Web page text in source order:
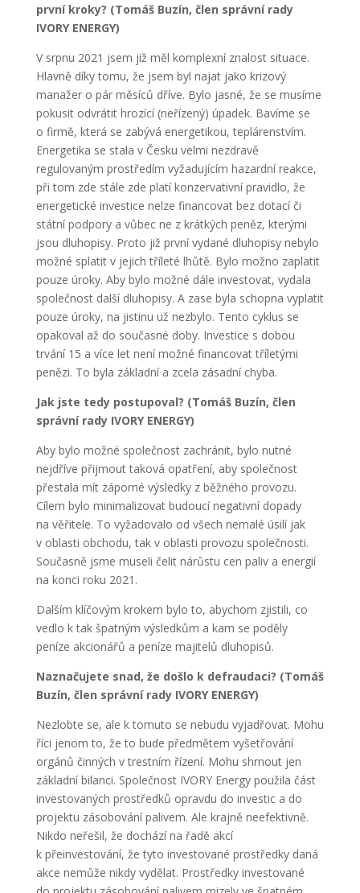
první kroky? (Tomáš Buzín, člen správní rady
IVORY ENERGY)
V srpnu 2021 jsem již měl komplexní znalost situace.
Hlavně díky tomu, že jsem byl najat jako krizový
manažer o pár měsíců dříve. Bylo jasné, že se musíme
pokusit odvrátit hrozící (neřízený) úpadek. Bavíme se
o firmě, která se zabývá energetikou, teplárenstvím.
Energetika se stala v Česku velmi nezdravě
regulovaným prostředím vyžadujícím hazardní reakce,
při tom zde stále zde platí konzervativní pravidlo, že
energetické investice nelze financovat bez dotací či
státní podpory a vůbec ne z krátkých peněz, kterými
jsou dluhopisy. Proto již první vydané dluhopisy nebylo
možné splatit v jejich tříleté lhůtě. Bylo možno zaplatit
pouze úroky. Aby bylo možné dále investovat, vydala
společnost další dluhopisy. A zase byla schopna vyplatit
pouze úroky, na jistinu už nezbylo. Tento cyklus se
opakoval až do současné doby. Investice s dobou
trvání 15 a více let není možné financovat tříletými
penězi. To byla základní a zcela zásadní chyba.
Jak jste tedy postupoval? (Tomáš Buzín, člen
správní rady IVORY ENERGY)
Aby bylo možné společnost zachránit, bylo nutné
nejdříve přijmout taková opatření, aby společnost
přestala mít záporné výsledky z běžného provozu.
Cílem bylo minimalizovat budoucí negativní dopady
na věřitele. To vyžadovalo od všech nemalé úsilí jak
v oblasti obchodu, tak v oblasti provozu společnosti.
Současně jsme museli čelit nárůstu cen paliv a energií
na konci roku 2021.
Dalším klíčovým krokem bylo to, abychom zjistili, co
vedlo k tak špatným výsledkům a kam se poděly
peníze akcionářů a peníze majitelů dluhopisů.
Naznačujete snad, že došlo k defraudaci? (Tomáš
Buzín, člen správní rady IVORY ENERGY)
Nezlobte se, ale k tomuto se nebudu vyjadřovat. Mohu
říci jenom to, že to bude předmětem vyšetřování
orgánů činných v trestním řízení. Mohu shrnout jen
základní bilanci. Společnost IVORY Energy použila část
investovaných prostředků opravdu do investic a do
projektu zásobování palivem. Ale krajně neefektivně.
Nikdo neřešil, že dochází na řadě akcí
k přeinvestování, že tyto investované prostředky daná
akce nemůže nikdy vydělat. Prostředky investované